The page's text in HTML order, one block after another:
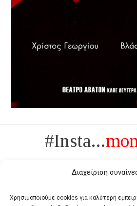
Διαχείριση
Χρησιμοποιούμε cookies για καλύτερη
#Insta...